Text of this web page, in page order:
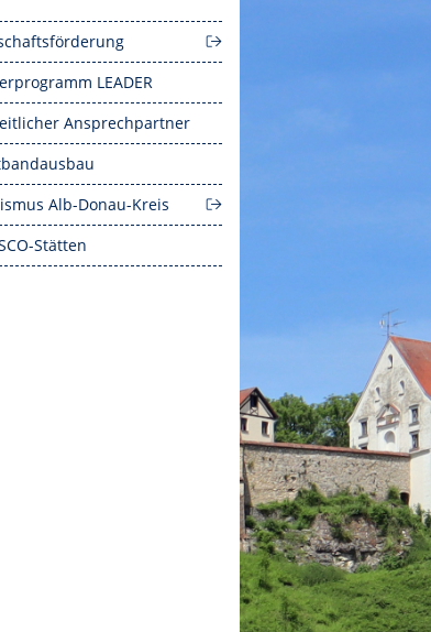
LEADER
Ansprechpartner
Alb-Donau-Kreis
Stätten